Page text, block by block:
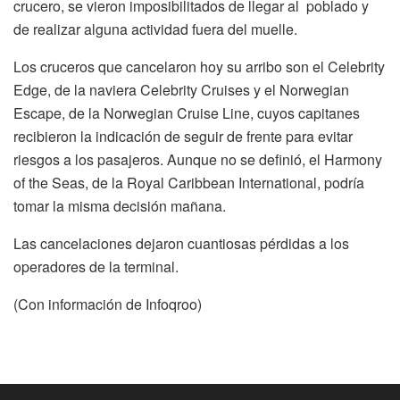
crucero, se vieron imposibilitados de llegar al poblado y
de realizar alguna actividad fuera del muelle.
Los cruceros que cancelaron hoy su arribo son el Celebrity
Edge, de la naviera Celebrity Cruises y el Norwegian
Escape, de la Norwegian Cruise Line, cuyos capitanes
recibieron la indicación de seguir de frente para evitar
riesgos a los pasajeros. Aunque no se definió, el Harmony
of the Seas, de la Royal Caribbean International, podría
tomar la misma decisión mañana.
Las cancelaciones dejaron cuantiosas pérdidas a los
operadores de la terminal.
(Con información de Infoqroo)